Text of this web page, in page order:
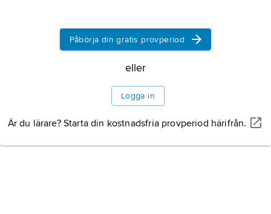
Information om artikeln
Påbörja din gratis provperiod
eller
Logga in
Är du lärare? Starta din kostnadsfria provperiod härifrån.